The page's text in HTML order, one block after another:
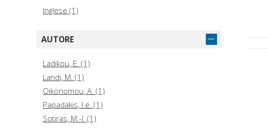
Inglese (1)
AUTORE
Ladikou, E. (1)
Landi, M. (1)
Oikono­mou, A. (1)
Papadakis, I.e. (1)
Sotiras, M.-I. (1)